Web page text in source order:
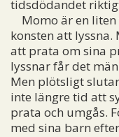
tidsdödandet
Momo är en liten
konsten att
att prata om sina
lyssnar får det
Men plötsligt
inte längre tid att
prata och umgås.
med sina barn